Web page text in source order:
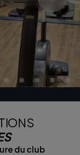
du club